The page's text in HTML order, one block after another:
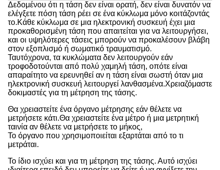
Δεδομένου ότι η τάση δεν είναι ορατή, δεν είναι δυνατόν να
ελέγξετε πόση τάση ρέει σε ένα κύκλωμα μόνο κοιτάζοντάς
το.Κάθε κύκλωμα σε μια ηλεκτρονική συσκευή έχει μια
προκαθορισμένη τάση που απαιτείται για να λειτουργήσει,
και οι υψηλότερες τάσεις μπορούν να προκαλέσουν βλάβη
στον εξοπλισμό ή σωματικό τραυματισμό.
Ταυτόχρονα, τα κυκλώματα δεν λειτουργούν εάν
τροφοδοτούνται από πολύ χαμηλή τάση, οπότε είναι
απαραίτητο να ερευνηθεί αν η τάση είναι σωστή όταν μια
ηλεκτρονική συσκευή λειτουργεί λανθασμένα.Χρειαζόμαστε
δοκιμαστές για τη μέτρηση της τάσης.
Θα χρειαστείτε ένα όργανο μέτρησης εάν θέλετε να
μετρήσετε κάτι.Θα χρειαστείτε ένα μέτρο ή μια μετρητική
ταινία αν θέλετε να μετρήσετε το μήκος,
Το όργανο που χρησιμοποιείται εξαρτάται από το τι
μετράται.
Το ίδιο ισχύει και για τη μέτρηση της τάσης. Αυτό ισχύει